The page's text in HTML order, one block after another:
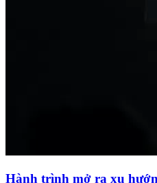
Hành trình mở ra xu